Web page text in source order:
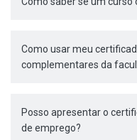
Como usar meu
complementares da
Posso apresentar o
de emprego?